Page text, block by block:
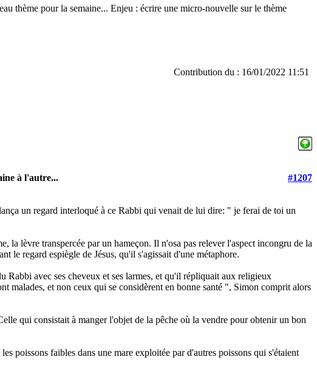
thème pour la semaine... Enjeu : écrire une micro-nouvelle sur le thème
Contribution du : 16/01/2022 11:51
à l'autre...
#1207
un regard interloqué à ce Rabbi qui venait de lui dire: " je ferai de toi un
la lèvre transpercée par un hameçon. Il n'osa pas relever l'aspect incongru de la
le regard espiègle de Jésus, qu'il s'agissait d'une métaphore.
Rabbi avec ses cheveux et ses larmes, et qu'il répliquait aux religieux
malades, et non ceux qui se considèrent en bonne santé ", Simon comprit alors
qui consistait à manger l'objet de la pêche où la vendre pour obtenir un bon
poissons faibles dans une mare exploitée par d'autres poissons qui s'étaient